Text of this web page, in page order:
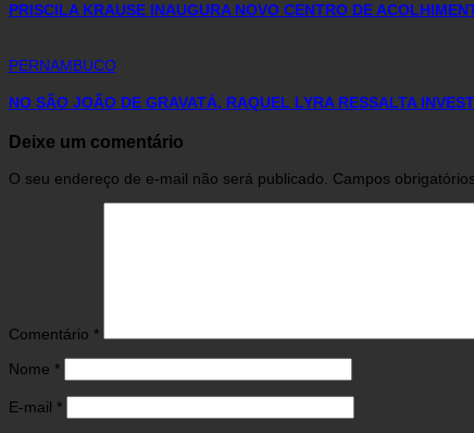
PRISCILA KRAUSE INAUGURA NOVO CENTRO DE
PERNAMBUCO
NO SÃO JOÃO DE GRAVATÁ, RAQUEL LYRA RESSALTA
Deixe um comentário
O seu endereço de e-mail não será publicado. Campos
Comentário *
Nome *
E-mail *